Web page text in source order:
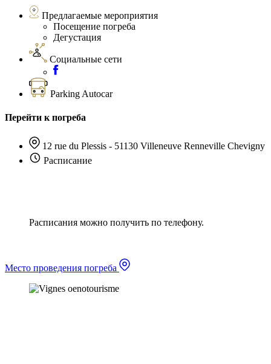
Предлагаемые мероприятия
Посещение погреба
Дегустация
Социальные сети
Parking Autocar
Перейти к погреба
12 rue du Plessis - 51130 Villeneuve Renneville Chevigny
Расписание
Расписания можно получить по телефону.
Место проведения погреба